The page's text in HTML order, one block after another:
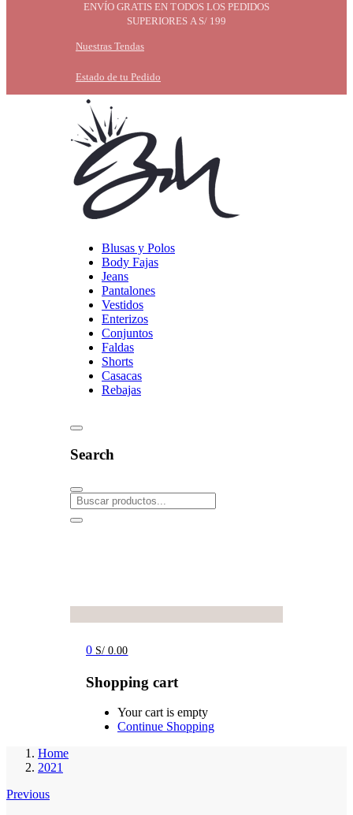
ENVÍO GRATIS EN TODOS LOS PEDIDOS
SUPERIORES A S/ 199
Nuestras Tendas
Estado de tu Pedido
Blusas y Polos
Body Fajas
Jeans
Pantalones
Vestidos
Enterizos
Conjuntos
Faldas
Shorts
Casacas
Rebajas
Search
0 S/ 0.00
Shopping cart
Your cart is empty
Continue Shopping
Home
2021
Previous